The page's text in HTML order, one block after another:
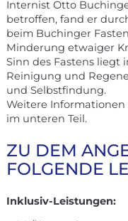
Internist Otto
betroffen, fand er
beim Buchinger
Minderung etwaiger
Sinn des Fastens liegt
Reinigung und
und Selbstfindung.
Weitere Informationen
im unteren Teil.
ZU DEM
FOLGENDE
Inklusiv-Leistungen: